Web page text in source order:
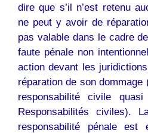
dire que s’il n’est retenu
ne peut y avoir de
pas valable dans le cadre
faute pénale non
action devant les
réparation de son
responsabilité civile
Responsabilités civiles).
responsabilité pénale